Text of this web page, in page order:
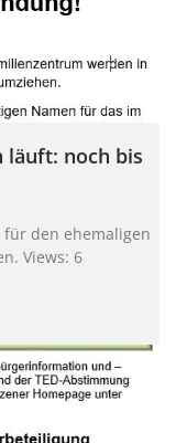
läuft: noch bis
den ehemaligen
Views: 6